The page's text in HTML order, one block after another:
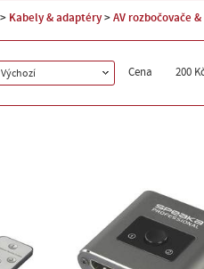
Kabely & adaptéry AV rozbočovače
Výchozí Cena 200